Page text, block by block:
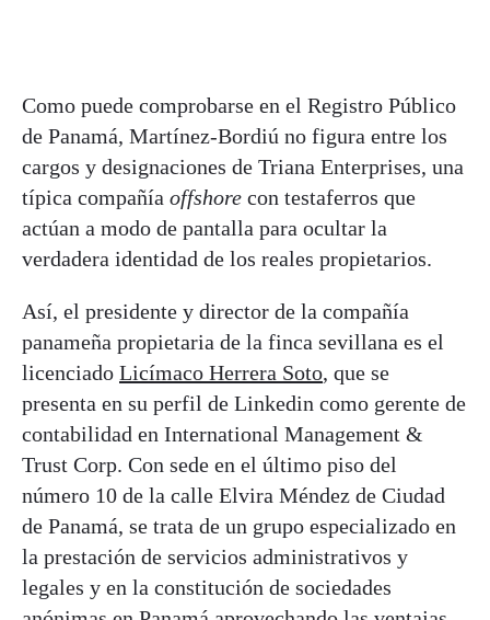
Como puede comprobarse en el Registro Público
de Panamá, Martínez-Bordiú no figura entre los
cargos y designaciones de Triana Enterprises, una
típica compañía offshore con testaferros que
actúan a modo de pantalla para ocultar la
verdadera identidad de los reales propietarios.
Así, el presidente y director de la compañía
panameña propietaria de la finca sevillana es el
licenciado Licímaco Herrera Soto, que se
presenta en su perfil de Linkedin como gerente de
contabilidad en International Management &
Trust Corp. Con sede en el último piso del
número 10 de la calle Elvira Méndez de Ciudad
de Panamá, se trata de un grupo especializado en
la prestación de servicios administrativos y
legales y en la constitución de sociedades